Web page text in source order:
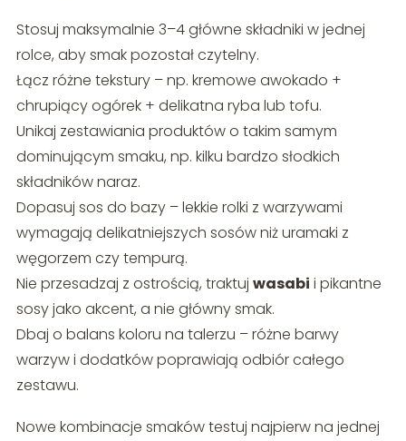
Stosuj maksymalnie 3–4 główne składniki w jednej
rolce, aby smak pozostał czytelny.
Łącz różne tekstury – np. kremowe awokado +
chrupiący ogórek + delikatna ryba lub tofu.
Unikaj zestawiania produktów o takim samym
dominującym smaku, np. kilku bardzo słodkich
składników naraz.
Dopasuj sos do bazy – lekkie rolki z warzywami
wymagają delikatniejszych sosów niż uramaki z
węgorzem czy tempurą.
Nie przesadzaj z ostrością, traktuj wasabi i pikantne
sosy jako akcent, a nie główny smak.
Dbaj o balans koloru na talerzu – różne barwy
warzyw i dodatków poprawiają odbiór całego
zestawu.
Nowe kombinacje smaków testuj najpierw na jednej